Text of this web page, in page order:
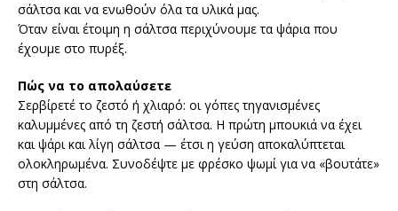
σάλτσα και να ενωθούν όλα τα υλικά μας.
Όταν είναι έτοιμη η σάλτσα περιχύνουμε τα ψάρια που
έχουμε στο πυρέξ.
Πώς να το απολαύσετε
Σερβίρετέ το ζεστό ή χλιαρό: οι γόπες τηγανισμένες
καλυμμένες από τη ζεστή σάλτσα. Η πρώτη μπουκιά να έχει
και ψάρι και λίγη σάλτσα — έτσι η γεύση αποκαλύπτεται
ολοκληρωμένα. Συνοδέψτε με φρέσκο ψωμί για να «βουτάτε»
στη σάλτσα.